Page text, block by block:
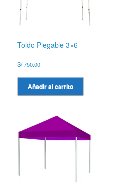
Toldo Plegable 3×6
S/750.00
Añadir al carrito